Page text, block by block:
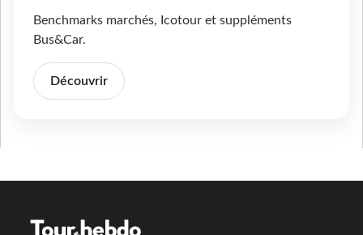
Benchmarks marchés, Icotour et suppléments
Bus&Car.
Découvrir